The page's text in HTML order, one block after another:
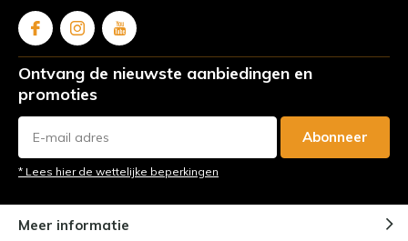
Ontvang de nieuwste aanbiedingen en
promoties
Abonneer
* Lees hier de wettelijke beperkingen
Meer informatie